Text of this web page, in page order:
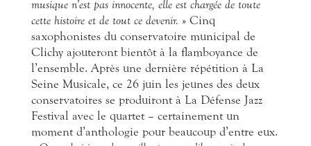
musique n’est pas innocente, elle est chargée de toute
cette histoire et de tout ce devenir. » Cinq
saxophonistes du conservatoire municipal de
Clichy ajouteront bientôt à la flamboyance de
l’ensemble. Après une dernière répétition à La
Seine Musicale, ce 26 juin les jeunes des deux
conservatoires se produiront à La Défense Jazz
Festival avec le quartet – certainement un
moment d’anthologie pour beaucoup d’entre eux.